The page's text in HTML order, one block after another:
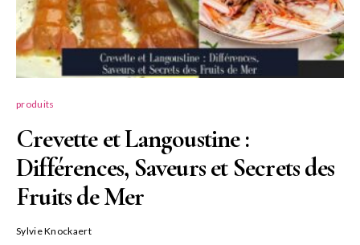
produits
Crevette et Langoustine :
Différences, Saveurs et Secrets des
Fruits de Mer
Sylvie Knockaert